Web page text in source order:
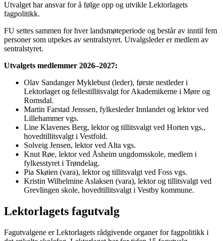
Utvalget har ansvar for å følge opp og utvikle Lektorlagets
fagpolitikk.
FU settes sammen for hver landsmøteperiode og består av inntil fem
personer som utpekes av sentralstyret. Utvalgsleder er medlem av
sentralstyret.
Utvalgets medlemmer 2026–2027:
Olav Sandanger Myklebust (leder), første nestleder i
Lektorlaget og fellestillitsvalgt for Akademikerne i Møre og
Romsdal.
Martin Farstad Jenssen, fylkesleder Innlandet og lektor ved
Lillehammer vgs.
Line Klavenes Berg, lektor og tillitsvalgt ved Horten vgs.,
hovedtillitsvalgt i Vestfold.
Solveig Jensen, lektor ved Alta vgs.
Knut Røe, lektor ved Åsheim ungdomsskole, medlem i
fylkesstyret i Trøndelag.
Pia Skøien (vara), lektor og tillitsvalgt ved Foss vgs.
Kristin Wilhelmine Aslaksen (vara), lektor og tillitsvalgt ved
Grevlingen skole, hovedtillitsvalgt i Vestby kommune.
Lektorlagets fagutvalg
Fagutvalgene er Lektorlagets rådgivende organer for fagpolitikk i